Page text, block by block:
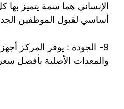
الإنساني هما سمة يتميز
أساسي لقبول الموظفين
9- الجودة : يوفر المركز
والمعدات الأصلية بأفضل